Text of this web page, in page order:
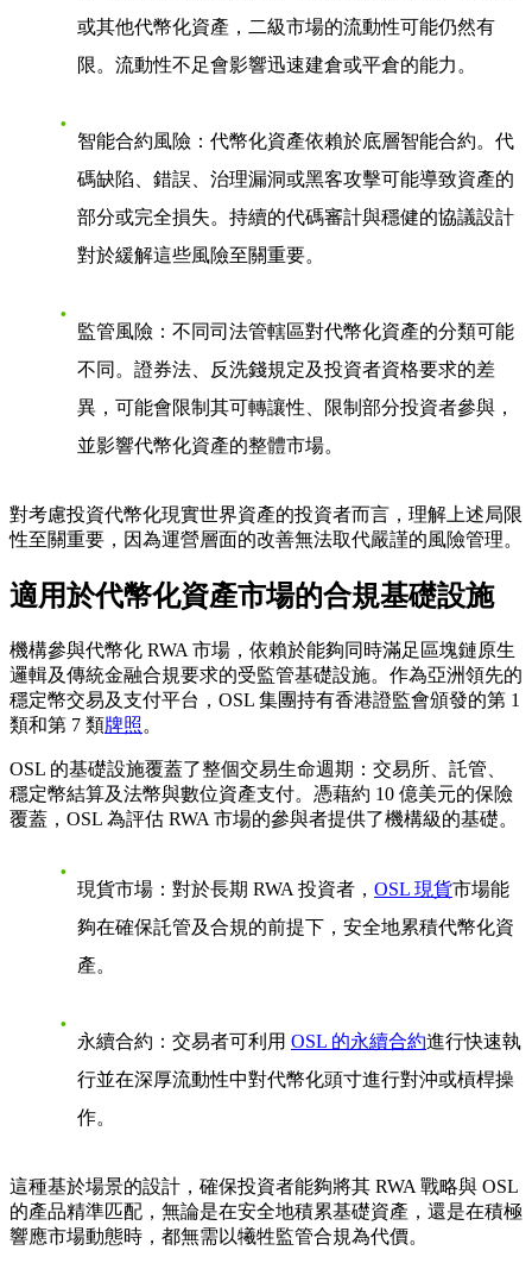
或其他代幣化資產，二級市場的流動性可能仍然有
限。流動性不足會影響迅速建倉或平倉的能力。
智能合約風險：代幣化資產依賴於底層智能合約。代
碼缺陷、錯誤、治理漏洞或黑客攻擊可能導致資產的
部分或完全損失。持續的代碼審計與穩健的協議設計
對於緩解這些風險至關重要。
監管風險：不同司法管轄區對代幣化資產的分類可能
不同。證券法、反洗錢規定及投資者資格要求的差
異，可能會限制其可轉讓性、限制部分投資者參與，
並影響代幣化資產的整體市場。
對考慮投資代幣化現實世界資產的投資者而言，理解上述局限
性至關重要，因為運營層面的改善無法取代嚴謹的風險管理。
適用於代幣化資產市場的合規基礎設施
機構參與代幣化 RWA 市場，依賴於能夠同時滿足區塊鏈原生
邏輯及傳統金融合規要求的受監管基礎設施。作為亞洲領先的
穩定幣交易及支付平台，OSL 集團持有香港證監會頒發的第 1
類和第 7 類牌照。
OSL 的基礎設施覆蓋了整個交易生命週期：交易所、託管、
穩定幣結算及法幣與數位資產支付。憑藉約 10 億美元的保險
覆蓋，OSL 為評估 RWA 市場的參與者提供了機構級的基礎。
現貨市場：對於長期 RWA 投資者， OSL 現貨市場能
夠在確保託管及合規的前提下，安全地累積代幣化資
產。
永續合約：交易者可利用 OSL 的永續合約進行快速執
行並在深厚流動性中對代幣化頭寸進行對沖或槓桿操
作。
這種基於場景的設計，確保投資者能夠將其 RWA 戰略與 OSL
的產品精準匹配，無論是在安全地積累基礎資產，還是在積極
響應市場動態時，都無需以犧牲監管合規為代價。